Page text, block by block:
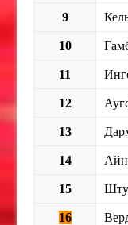
9
10
11
12
13
14
15
16